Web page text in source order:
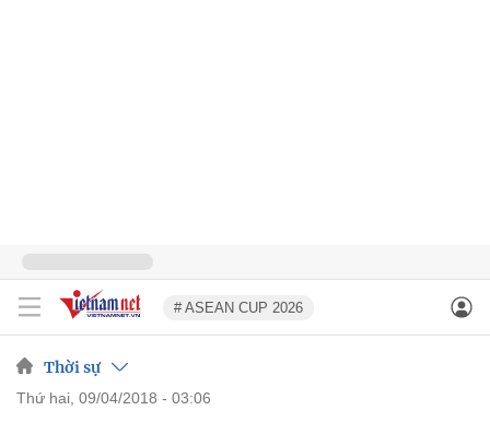
# ASEAN CUP 2026
Thời sự
thứ hai, 09/04/2018 - 03:06